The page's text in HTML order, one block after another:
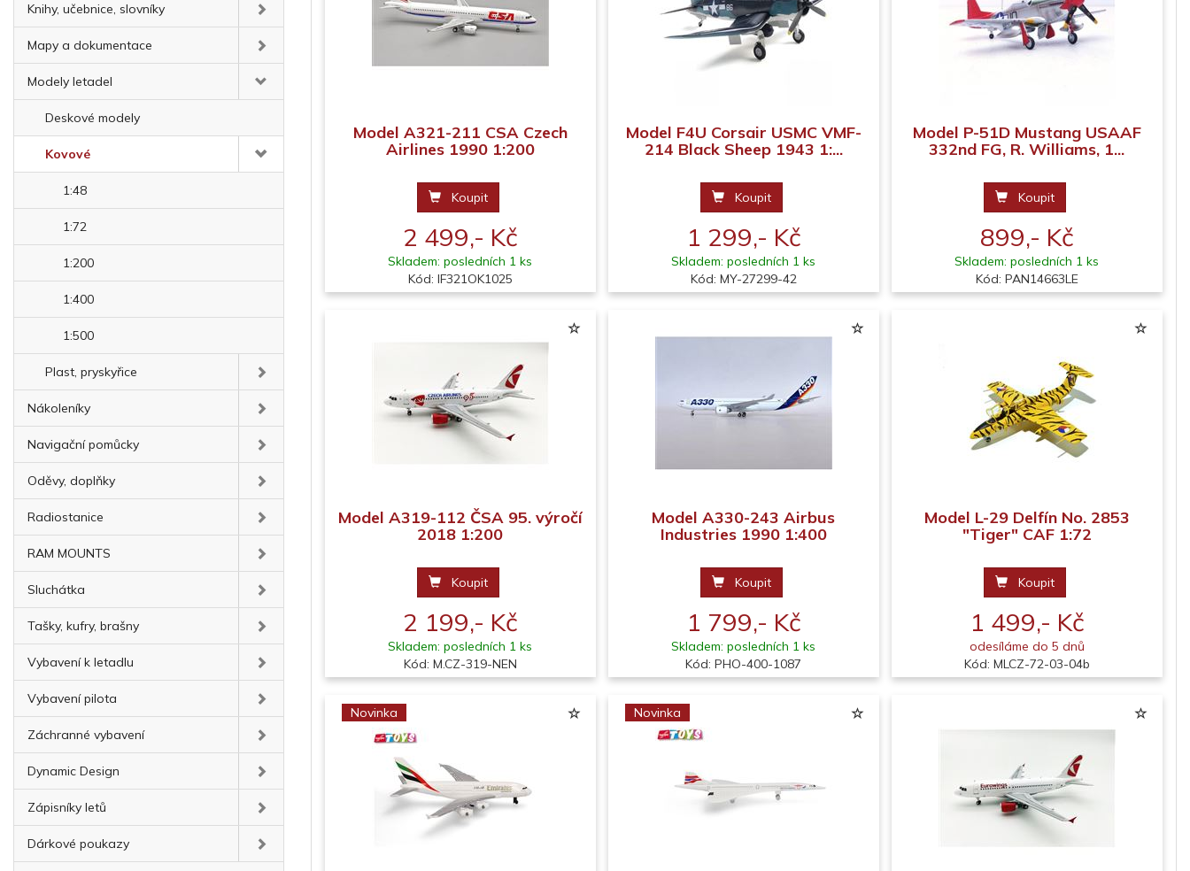
Knihy, učebnice, slovníky
Mapy a dokumentace
Modely letadel
Deskové modely
Kovové
1:48
1:72
1:200
1:400
1:500
Plast, pryskyřice
Nákoleníky
Navigační pomůcky
Oděvy, doplňky
Radiostanice
RAM MOUNTS
Sluchátka
Tašky, kufry, brašny
Vybavení k letadlu
Vybavení pilota
Záchranné vybavení
Dynamic Design
Zápisníky letů
Dárkové poukazy
Model A321-211 CSA Czech
Airlines 1990 1:200
Koupit
2 499,- Kč
Skladem: posledních 1 ks
Kód: IF321OK1025
Model F4U Corsair USMC VMF-
214 Black Sheep 1943 1:...
Koupit
1 299,- Kč
Skladem: posledních 1 ks
Kód: MY-27299-42
Model P-51D Mustang USAAF
332nd FG, R. Williams, 1...
Koupit
899,- Kč
Skladem: posledních 1 ks
Kód: PAN14663LE
Model A319-112 ČSA 95. výročí
2018 1:200
Koupit
2 199,- Kč
Skladem: posledních 1 ks
Kód: M.CZ-319-NEN
Model A330-243 Airbus
Industries 1990 1:400
Koupit
1 799,- Kč
Skladem: posledních 1 ks
Kód: PHO-400-1087
Model L-29 Delfín No. 2853
"Tiger" CAF 1:72
Koupit
1 499,- Kč
odesíláme do 5 dnů
Kód: MLCZ-72-03-04b
Novinka Novinka